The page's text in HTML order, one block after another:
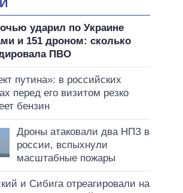
ударил по Украине
и 151 дроном: сколько
ПВО
путина»: в российских
перед его визитом резко
бензин
Дроны атаковали два НПЗ в
россии, вспыхнули
масштабные пожары
и Сибига отреагировали на